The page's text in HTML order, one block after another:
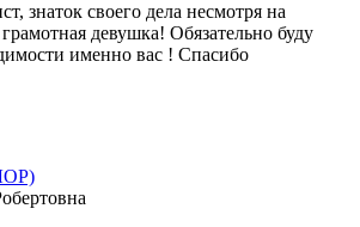
знаток своего дела несмотря на
девушка! Обязательно буду
именно вас ! Спасибо